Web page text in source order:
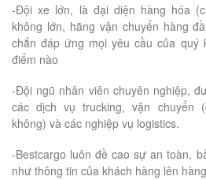
-Đội xe lớn, là đại diện hàng hóa
không lớn, hãng vận chuyển hàng
chắn đáp ứng mọi yêu cầu của quý
điểm nào
-Đội ngũ nhân viên chuyên nghiệp,
các dịch vụ trucking, vận chuyển
không) và các nghiệp vụ logistics.
-Bestcargo luôn đề cao sự an toàn,
như thông tin của khách hàng lên